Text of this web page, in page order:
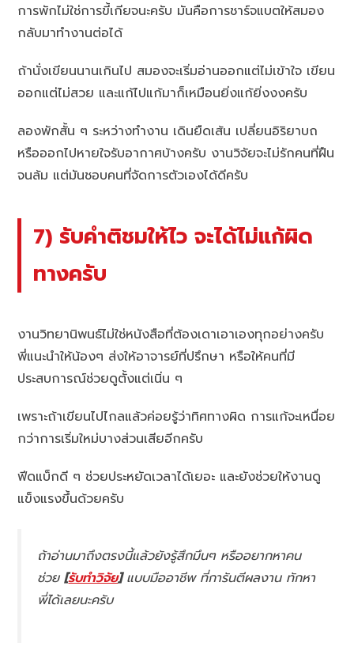
การพักไม่ใช่การขี้เกียจนะครับ มันคือการชาร์จแบตให้สมอง
กลับมาทำงานต่อได้
ถ้านั่งเขียนนานเกินไป สมองจะเริ่มอ่านออกแต่ไม่เข้าใจ เขียน
ออกแต่ไม่สวย และแก้ไปแก้มาก็เหมือนยิ่งแก้ยิ่งงงครับ
ลองพักสั้น ๆ ระหว่างทำงาน เดินยืดเส้น เปลี่ยนอิริยาบถ
หรือออกไปหายใจรับอากาศบ้างครับ งานวิจัยจะไม่รักคนที่ฝืน
จนล้ม แต่มันชอบคนที่จัดการตัวเองได้ดีครับ
7) รับคำติชมให้ไว จะได้ไม่แก้ผิด
ทางครับ
งานวิทยานิพนธ์ไม่ใช่หนังสือที่ต้องเดาเอาเองทุกอย่างครับ
พี่แนะนำให้น้องๆ ส่งให้อาจารย์ที่ปรึกษา หรือให้คนที่มี
ประสบการณ์ช่วยดูตั้งแต่เนิ่น ๆ
เพราะถ้าเขียนไปไกลแล้วค่อยรู้ว่าทิศทางผิด การแก้จะเหนื่อย
กว่าการเริ่มใหม่บางส่วนเสียอีกครับ
ฟีดแบ็กดี ๆ ช่วยประหยัดเวลาได้เยอะ และยังช่วยให้งานดู
แข็งแรงขึ้นด้วยครับ
ถ้าอ่านมาถึงตรงนี้แล้วยังรู้สึกมึนๆ หรืออยากหาคน
ช่วย[รับทำวิจัย]แบบมืออาชีพ ที่การันตีผลงาน ทักหา
พี่ได้เลยนะครับ